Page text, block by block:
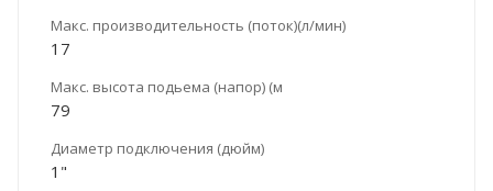
Макс. производительность (поток)(л/мин)
17
Макс. высота подьема (напор) (м
79
Диаметр подключения (дюйм)
1"